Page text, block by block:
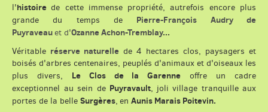
l'histoirede cette immense propriété, autrefois encore plus
grande du temps de Pierre-François Audry de
Puyraveauet d'Ozanne Achon-Tremblay...
Véritable réserve naturelle de 4 hectares clos, paysagers et
boisés d'arbres centenaires, peuplés d'animaux et d'oiseaux les
plus divers, Le Clos de la Garenne offre un cadre
exceptionnel au sein de Puyravault, joli village tranquille aux
portes de la belle Surgères, en Aunis Marais Poitevin.